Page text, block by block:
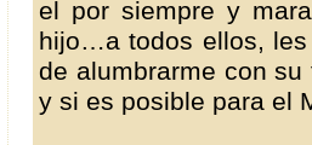
el por siempre y
hijo…a todos ellos,
de alumbrarme con
y si es posible para el